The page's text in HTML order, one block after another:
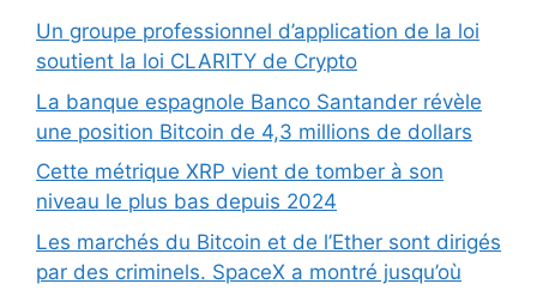
Un groupe professionnel d’application de la loi
soutient la loi CLARITY de Crypto
La banque espagnole Banco Santander révèle
une position Bitcoin de 4,3 millions de dollars
Cette métrique XRP vient de tomber à son
niveau le plus bas depuis 2024
Les marchés du Bitcoin et de l’Ether sont dirigés
par des criminels. SpaceX a montré jusqu’où